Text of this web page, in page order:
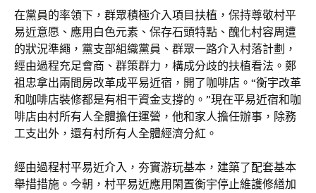
在黨員的率領下，群眾積極介入項目扶植，保持尊敬村平
易近意愿、應用白色元素、保存石頭特點、醜化村容周遭
的狀況準繩，黨支部組織黨員、群眾一路介入村落計劃，
經由過程充足會商、群策群力，構成分歧的扶植看法。鄭
祖忠拿出兩間房改革成平易近宿，開了咖啡店。“衡宇改革
和咖啡店裝修都是有相干資金支撐的。”現在平易近宿和咖
啡店由村所有人全體擔任運營，他和家人擔任辦事，除務
工支出外，還有村所有人全體經濟分紅。
經由過程村平易近介入，夯實游玩基本，建築了配套基本
舉措措施。今朝，村平易近應用閑置衡宇停止維護修繕加